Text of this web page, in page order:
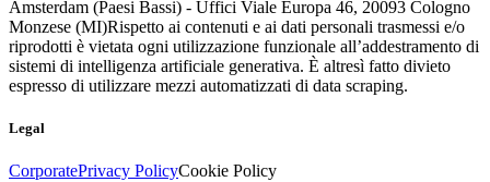
Amsterdam (Paesi Bassi) - Uffici Viale Europa 46, 20093 Cologno
Monzese (MI)Rispetto ai contenuti e ai dati personali trasmessi e/o
riprodotti è vietata ogni utilizzazione funzionale all’addestramento di
sistemi di intelligenza artificiale generativa. È altresì fatto divieto
espresso di utilizzare mezzi automatizzati di data scraping.
Legal
CorporatePrivacy PolicyCookie Policy